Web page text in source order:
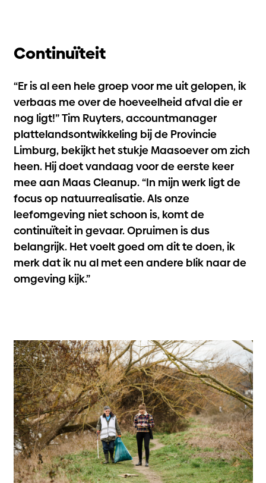
Continuïteit
“Er is al een hele groep voor me uit gelopen, ik
verbaas me over de hoeveelheid afval die er
nog ligt!” Tim Ruyters, accountmanager
plattelandsontwikkeling bij de Provincie
Limburg, bekijkt het stukje Maasoever om zich
heen. Hij doet vandaag voor de eerste keer
mee aan Maas Cleanup. “In mijn werk ligt de
focus op natuurrealisatie. Als onze
leefomgeving niet schoon is, komt de
continuïteit in gevaar. Opruimen is dus
belangrijk. Het voelt goed om dit te doen, ik
merk dat ik nu al met een andere blik naar de
omgeving kijk.”